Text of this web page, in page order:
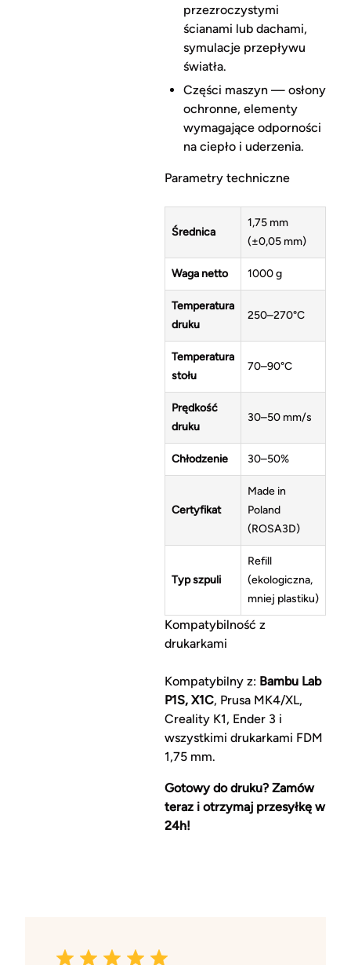
przezroczystymi
ścianami lub dachami,
symulacje przepływu
światła.
Części maszyn — osłony
ochronne, elementy
wymagające odporności
na ciepło i uderzenia.
Parametry techniczne
Średnica
1,75 mm
(±0,05 mm)
Waga netto 1000 g
Temperatura
druku
250–270°C
Temperatura
stołu
70–90°C
Prędkość
druku
30–50 mm/s
Chłodzenie 30–50%
Certyfikat
Made in
Poland
(ROSA3D)
Typ szpuli
Refill
(ekologiczna,
mniej plastiku)
Kompatybilność z
drukarkami
Kompatybilny z: Bambu Lab
P1S, X1C, Prusa MK4/XL,
Creality K1, Ender 3 i
wszystkimi drukarkami FDM
1,75 mm.
Gotowy do druku? Zamów
teraz i otrzymaj przesyłkę w
24h!